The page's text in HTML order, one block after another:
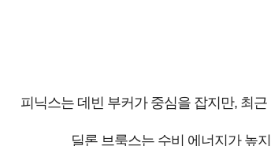
피닉스는 데빈 부커가 중심을 잡지만, 최
딜론 브룩스는 수비 에너지가 높